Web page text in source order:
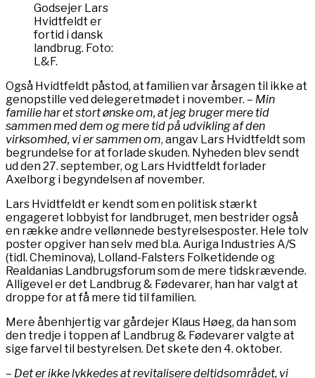
Godsejer Lars
Hvidtfeldt er
fortid i dansk
landbrug. Foto:
L&F.
Også Hvidtfeldt påstod, at familien var årsagen til ikke at
genopstille ved delegeretmødet i november. – Min
familie har et stort ønske om, at jeg bruger mere tid
sammen med dem og mere tid på udvikling af den
virksomhed, vi er sammen om, angav Lars Hvidtfeldt som
begrundelse for at forlade skuden. Nyheden blev sendt
ud den 27. september, og Lars Hvidtfeldt forlader
Axelborg i begyndelsen af november.
Lars Hvidtfeldt er kendt som en politisk stærkt
engageret lobbyist for landbruget, men bestrider også
en række andre vellønnede bestyrelsesposter. Hele tolv
poster opgiver han selv med bl.a. Auriga Industries A/S
(tidl. Cheminova), Lolland-Falsters Folketidende og
Realdanias Landbrugsforum som de mere tidskrævende.
Alligevel er det Landbrug & Fødevarer, han har valgt at
droppe for at få mere tid til familien.
Mere åbenhjertig var gårdejer Klaus Høeg, da han som
den tredje i toppen af Landbrug & Fødevarer valgte at
sige farvel til bestyrelsen. Det skete den 4. oktober.
– Det er ikke lykkedes at revitalisere deltidsområdet, vi